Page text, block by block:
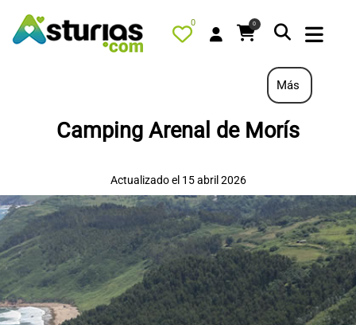
0 0
PORTADA
QUÉ HACER
ALOJAMIENTOS
RESTAURANTES
TURISMO ACTIVO
TIENDA
AGENDA
Más
Camping Arenal de Morís
Actualizado el 15 abril 2026